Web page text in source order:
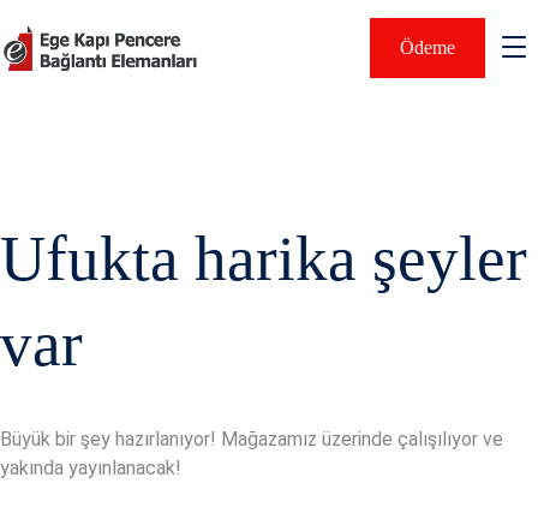
Ödeme
Ufukta harika şeyler
var
Büyük bir şey hazırlanıyor! Mağazamız üzerinde çalışılıyor ve
yakında yayınlanacak!